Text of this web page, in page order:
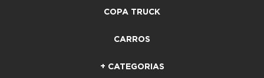
COPA TRUCK
CARROS
+ CATEGORIAS